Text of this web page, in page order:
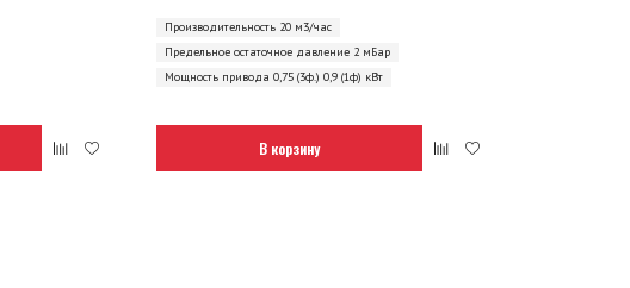
Производительность 20 м3/час
Предельное остаточное давление 2 мБар
Мощность привода 0,75 (3ф.) 0,9 (1ф) кВт
В корзину